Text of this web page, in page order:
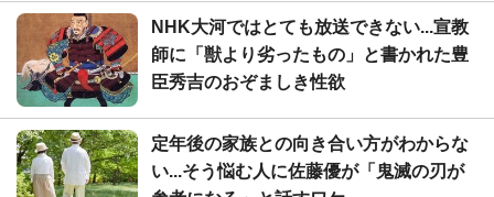
NHK大河ではとても放送できない...宣教
師に「獣より劣ったもの」と書かれた豊
臣秀吉のおぞましき性欲
定年後の家族との向き合い方がわからな
い...そう悩む人に佐藤優が「鬼滅の刃が